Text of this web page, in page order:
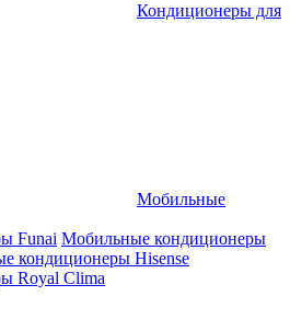
Кондиционеры для
Мобильные
Funai Мобильные кондиционеры
кондиционеры Hisense
Royal Clima